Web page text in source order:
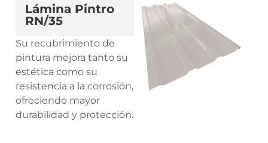
Lámina Pintro
RN/35
Su recubrimiento de
pintura mejora tanto su
estética como su
resistencia a la corrosión,
ofreciendo mayor
durabilidad y protección.